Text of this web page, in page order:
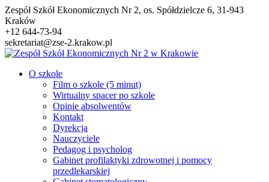
Przejdź
do
treści
Zespół Szkół Ekonomicznych Nr 2, os. Spółdzielcze 6, 31-943
Kraków
+12 644-73-94
sekretariat@zse-2.krakow.pl
O szkole
Film o szkole (5 minut)
Wirtualny spacer po szkole
Opinie absolwentów
Kontakt
Dyrekcja
Nauczyciele
Pedagog i psycholog
Gabinet profilaktyki zdrowotnej i pomocy
przedlekarskiej